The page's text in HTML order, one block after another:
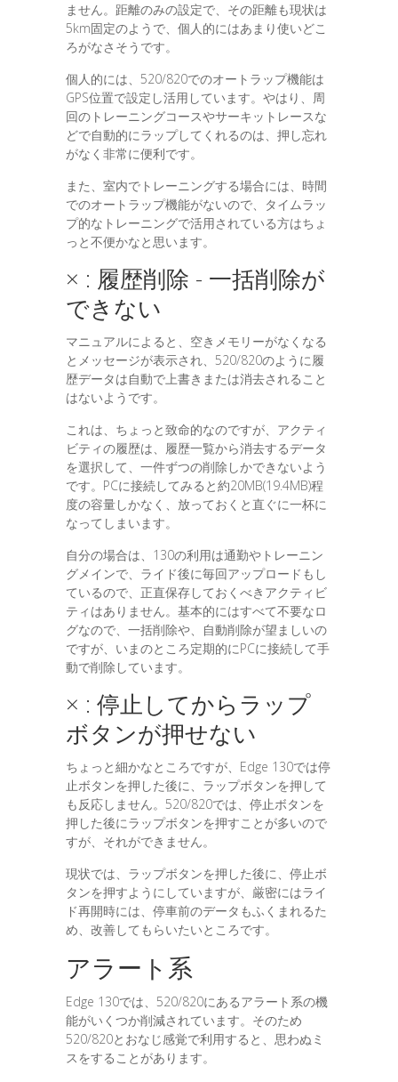
ません。距離のみの設定で、その距離も現状は
5km固定のようで、個人的にはあまり使いどこ
ろがなさそうです。
個人的には、520/820でのオートラップ機能は
GPS位置で設定し活用しています。やはり、周
回のトレーニングコースやサーキットレースな
どで自動的にラップしてくれるのは、押し忘れ
がなく非常に便利です。
また、室内でトレーニングする場合には、時間
でのオートラップ機能がないので、タイムラッ
プ的なトレーニングで活用されている方はちょ
っと不便かなと思います。
× : 履歴削除 - 一括削除が
できない
マニュアルによると、空きメモリーがなくなる
とメッセージが表示され、520/820のように履
歴データは自動で上書きまたは消去されること
はないようです。
これは、ちょっと致命的なのですが、アクティ
ビティの履歴は、履歴一覧から消去するデータ
を選択して、一件ずつの削除しかできないよう
です。PCに接続してみると約20MB(19.4MB)程
度の容量しかなく、放っておくと直ぐに一杯に
なってしまいます。
自分の場合は、130の利用は通勤やトレーニン
グメインで、ライド後に毎回アップロードもし
ているので、正直保存しておくべきアクティビ
ティはありません。基本的にはすべて不要なロ
グなので、一括削除や、自動削除が望ましいの
ですが、いまのところ定期的にPCに接続して手
動で削除しています。
× : 停止してからラップ
ボタンが押せない
ちょっと細かなところですが、Edge 130では停
止ボタンを押した後に、ラップボタンを押して
も反応しません。520/820では、停止ボタンを
押した後にラップボタンを押すことが多いので
すが、それができません。
現状では、ラップボタンを押した後に、停止ボ
タンを押すようにしていますが、厳密にはライ
ド再開時には、停車前のデータもふくまれるた
め、改善してもらいたいところです。
アラート系
Edge 130では、520/820にあるアラート系の機
能がいくつか削減されています。そのため
520/820とおなじ感覚で利用すると、思わぬミ
スをすることがあります。